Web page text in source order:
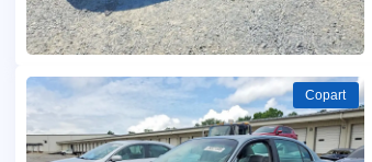
Copart